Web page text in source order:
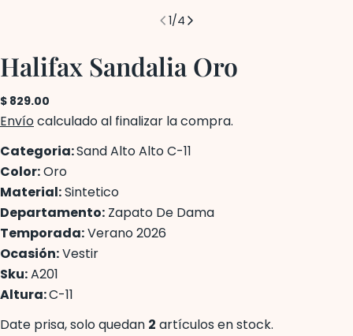
1/4
Halifax Sandalia Oro
Precio
regular
$ 829.00
Envíocalculado al finalizar la compra.
Categoria:Sand Alto Alto C-11
Color:Oro
Material:Sintetico
Departamento: Zapato De Dama
Temporada:Verano 2026
Ocasión:Vestir
Sku:A201
Altura:C-11
Date prisa, solo quedan 2 artículos en stock.